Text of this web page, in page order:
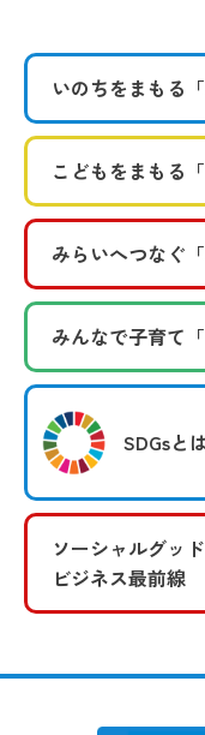
いのちをまもる
こどもをまもる
みらいへつなぐ
みんなで子育て
SDGsと
ソーシャルグッド
ビジネス最前線